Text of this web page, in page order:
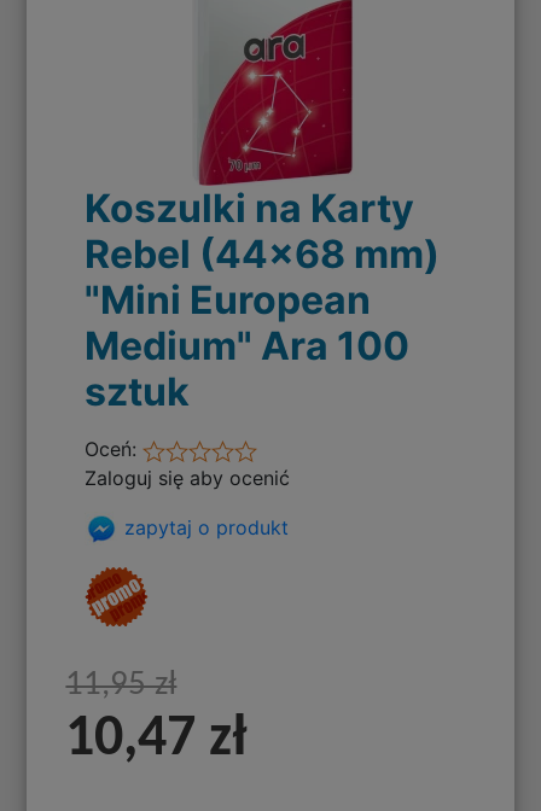
Koszulki na Karty
Rebel (44x68 mm)
"Mini European
Medium" Ara 100
sztuk
Oceń:
Zaloguj się aby ocenić
zapytaj o produkt
11,95 zł
10,47 zł